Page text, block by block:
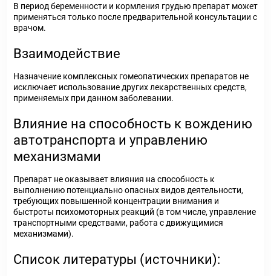
В период беременности и кормления грудью препарат может
применяться только после предварительной консультации с
врачом.
Взаимодействие
Назначение комплексных гомеопатических препаратов не
исключает использование других лекарственных средств,
применяемых при данном заболевании.
Влияние на способность к вождению
автотранспорта и управлению
механизмами
Препарат не оказывает влияния на способность к
выполнению потенциально опасных видов деятельности,
требующих повышенной концентрации внимания и
быстроты психомоторных реакций (в том числе, управление
транспортными средствами, работа с движущимися
механизмами).
Список литературы (источники):